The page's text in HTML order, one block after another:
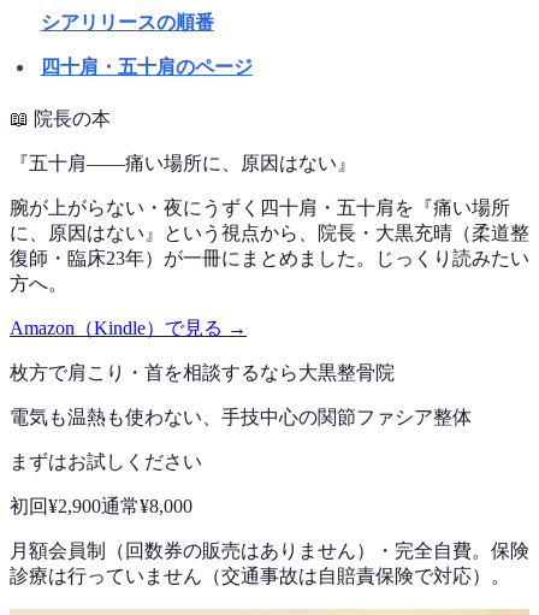
シアリリースの順番
四十肩・五十肩のページ
📖 院長の本
『五十肩——痛い場所に、原因はない 』
腕が上がらない・夜にうずく四十肩・五十肩を『痛い場所
に、原因はない』という視点から、院長・大黒充晴（柔道整
復師・臨床23年）が一冊にまとめました。じっくり読みたい
方へ。
Amazon（Kindle）で見る →
枚方で肩こり・首を相談するなら大黒整骨院
電気も温熱も使わない、手技中心の関節ファシア整体
まずはお試しください
初回¥2,900通常¥8,000
月額会員制（回数券の販売はありません） ・ 完全自費。保険
診療は行っていません（交通事故は自賠責保険で対応）。